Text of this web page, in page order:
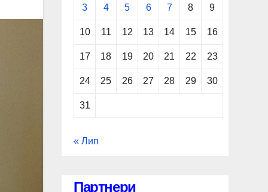
3 4 5 6 7 8 9
10 11 12 13 14 15 16
17 18 19 20 21 22 23
24 25 26 27 28 29 30
31
« Лип
Партнери